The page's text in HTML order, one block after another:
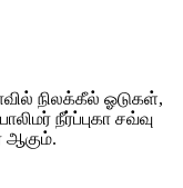
நிலக்கீல் ஓடுகள்,
நீர்ப்புகா சவ்வு
ஆகும்.